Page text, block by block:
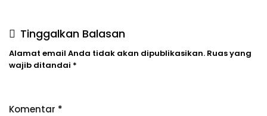
Tinggalkan Balasan
Alamat email Anda tidak akan dipublikasikan. Ruas yang
wajib ditandai *
Komentar *